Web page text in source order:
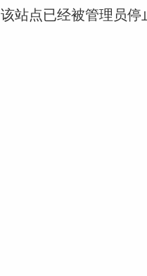
该站点已经被管理员